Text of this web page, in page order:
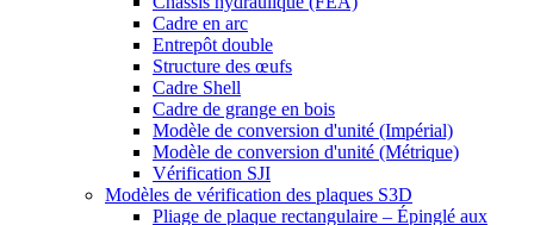
Cadre en arc
Entrepôt double
Structure des œufs
Cadre Shell
Cadre de grange en bois
Modèle de conversion d'unité (Impérial)
Modèle de conversion d'unité (Métrique)
Vérification SJI
Modèles de vérification des plaques S3D
Pliage de plaque rectangulaire – Épinglé aux